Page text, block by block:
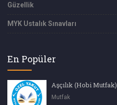
Güzellik
MYK Ustalık Sınavları
En Popüler
Aşçılık (Hobi Mutfak)
Mutfak